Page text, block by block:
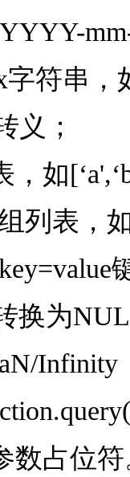
符串，
义；
如
表，如
换为
Infinity
数占位